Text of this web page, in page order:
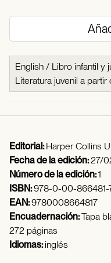
English / Libro infantil y
Literatura juvenil a partir
Editorial:Harper Collins
Fecha de la edición:27/
Número de la edición:1
ISBN:978-0-00-866481-
EAN:9780008664817
Encuadernación:Tapa
272 páginas
Idiomas:inglés